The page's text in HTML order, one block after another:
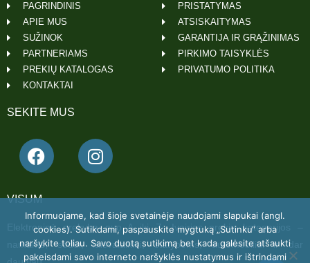
VISUM
Elektroninė prekyba nuo A iki Z. Įvairios prekių kategorijos –
namams, sodui, laisvalaikiui, statyboms, automobiliui ir dar
SEKITE MUS
PRISTATYMAS
ATSISKAITYMAS
GARANTIJA IR GRĄŽINIMAS
PIRKIMO TAISYKLĖS
PRIVATUMO POLITIKA
PAGRINDINIS
APIE MUS
SUŽINOK
PARTNERIAMS
PREKIŲ KATALOGAS
KONTAKTAI
Informuojame, kad šioje svetainėje naudojami slapukai (angl.
cookies). Sutikdami, paspauskite mygtuką „Sutinku“ arba
naršykite toliau. Savo duotą sutikimą bet kada galėsite atšaukti
pakeisdami savo interneto naršyklės nustatymus ir ištrindami